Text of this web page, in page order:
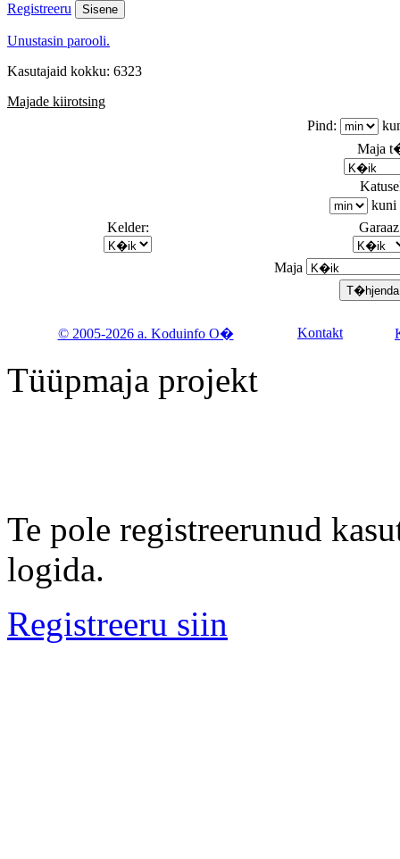
Registreeru
Unustasin parooli.
Kasutajaid kokku: 6323
Majade kiirotsing
Pind:
Maja
kuni
Kelder:
Maja
© 2005-2026 a. Koduinfo O� Kontakt
Tüüpmaja projekt
Te pole registreerunud
logida.
Registreeru siin